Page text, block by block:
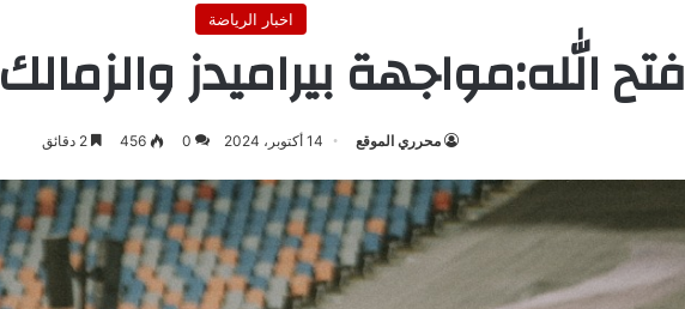
اخبار الرياضة
فتح الله:مواجهة بيراميدز
محرري الموقع 14 أكتوبر، 2024 0
456